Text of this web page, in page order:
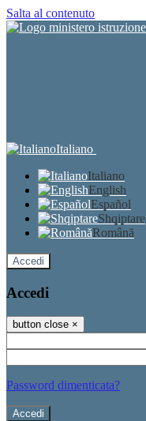
Salta al contenuto
Italiano
Italiano
English
Español
Shqiptare
Română
Accedi
Accedi
button close ×
Password dimenticata?